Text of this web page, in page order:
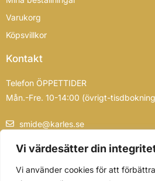
Vi värdesätter din
Vi använder cookies för att
Varukorg
Köpsvillkor
Kontakt
Telefon ÖPPETTIDER
Mån.-Fre. 10-14:00 (övrigt-
smide@karles.se